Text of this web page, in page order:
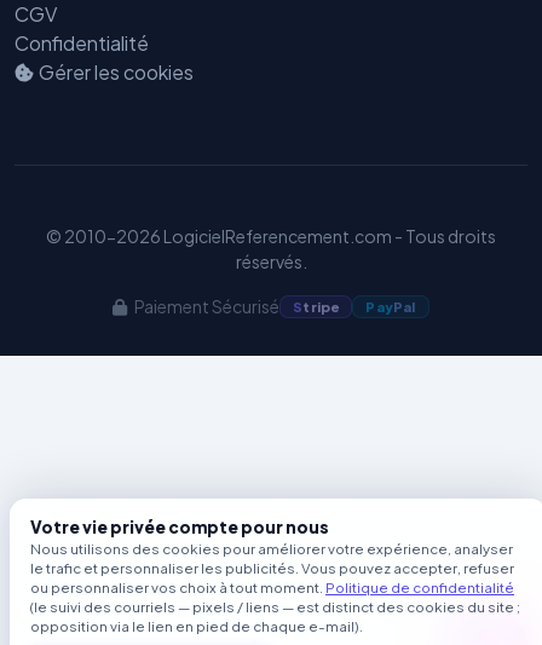
CGV
Confidentialité
Gérer les cookies
© 2010-2026 LogicielReferencement.com - Tous droits
réservés.
Paiement Sécurisé Stripe PayPal
Benjamin — Agent IA SEO &
Votre vie privée compte pour nous
Nous utilisons des cookies pour améliorer votre expérience, analyser
le trafic et personnaliser les publicités. Vous pouvez accepter, refuser
ou personnaliser vos choix à tout moment. Politique de confidentialité
(le suivi des courriels — pixels / liens — est distinct des cookies du site ;
opposition via le lien en pied de chaque e-mail).